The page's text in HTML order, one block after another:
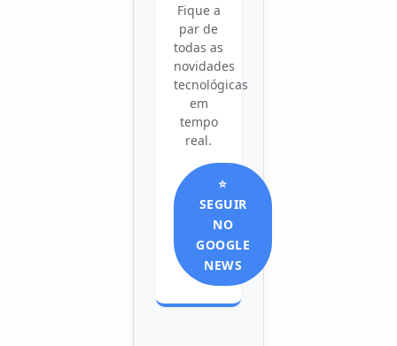
Fique a
par de
todas as
novidades
tecnológicas
em
tempo
real.
⭐
SEGUIR
NO
GOOGLE
NEWS